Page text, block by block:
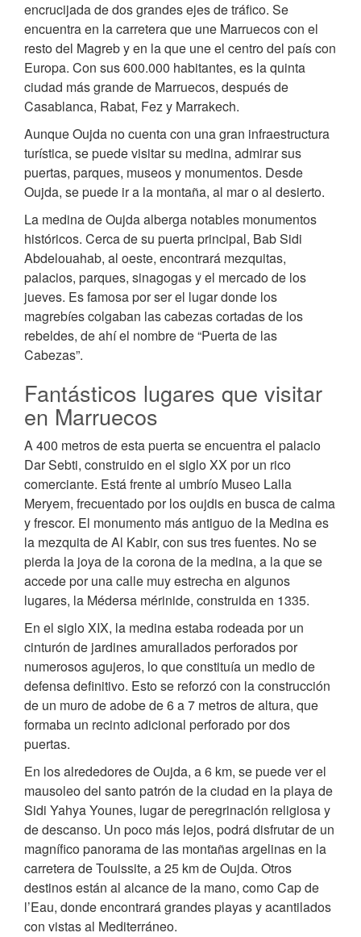
encrucijada de dos grandes ejes de tráfico. Se
encuentra en la carretera que une Marruecos con el
resto del Magreb y en la que une el centro del país con
Europa. Con sus 600.000 habitantes, es la quinta
ciudad más grande de Marruecos, después de
Casablanca, Rabat, Fez y Marrakech.
Aunque Oujda no cuenta con una gran infraestructura
turística, se puede visitar su medina, admirar sus
puertas, parques, museos y monumentos. Desde
Oujda, se puede ir a la montaña, al mar o al desierto.
La medina de Oujda alberga notables monumentos
históricos. Cerca de su puerta principal, Bab Sidi
Abdelouahab, al oeste, encontrará mezquitas,
palacios, parques, sinagogas y el mercado de los
jueves. Es famosa por ser el lugar donde los
magrebíes colgaban las cabezas cortadas de los
rebeldes, de ahí el nombre de “Puerta de las
Cabezas”.
Fantásticos lugares que visitar
en Marruecos
A 400 metros de esta puerta se encuentra el palacio
Dar Sebti, construido en el siglo XX por un rico
comerciante. Está frente al umbrío Museo Lalla
Meryem, frecuentado por los oujdis en busca de calma
y frescor. El monumento más antiguo de la Medina es
la mezquita de Al Kabir, con sus tres fuentes. No se
pierda la joya de la corona de la medina, a la que se
accede por una calle muy estrecha en algunos
lugares, la Médersa mérinide, construida en 1335.
En el siglo XIX, la medina estaba rodeada por un
cinturón de jardines amurallados perforados por
numerosos agujeros, lo que constituía un medio de
defensa definitivo. Esto se reforzó con la construcción
de un muro de adobe de 6 a 7 metros de altura, que
formaba un recinto adicional perforado por dos
puertas.
En los alrededores de Oujda, a 6 km, se puede ver el
mausoleo del santo patrón de la ciudad en la playa de
Sidi Yahya Younes, lugar de peregrinación religiosa y
de descanso. Un poco más lejos, podrá disfrutar de un
magnífico panorama de las montañas argelinas en la
carretera de Touissite, a 25 km de Oujda. Otros
destinos están al alcance de la mano, como Cap de
l’Eau, donde encontrará grandes playas y acantilados
con vistas al Mediterráneo.